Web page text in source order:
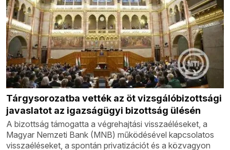
Tárgysorozatba vették az öt vizsgálóbizottsági
javaslatot az igazságügyi bizottság ülésén
A bizottság támogatta a végrehajtási visszaéléseket, a
Magyar Nemzeti Bank (MNB) működésével kapcsolatos
visszaéléseket, a spontán privatizációt és a közvagyon